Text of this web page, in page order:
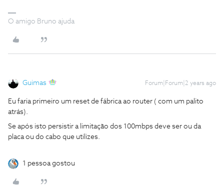
O amigo Bruno ajuda
Guimas Forum|Forum|2 years ago
Eu faria primeiro um reset de fábrica ao router ( com um palito
atrás).
Se após isto persistir a limitação dos 100mbps deve ser ou da
placa ou do cabo que utilizes.
1 pessoa gostou